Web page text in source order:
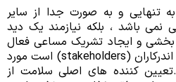
تنهایی و به صورت جدا از سایر
باشد ، بلکه نیازمند یک دید
و ایجاد تشریک مساعی فعال
بین جوامع و سایر دست اندرکاران (stakeholders) است مورد
کننده های اصلی سلامت از